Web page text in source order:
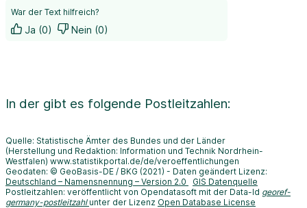
War der Text hilfreich?
Ja (0) Nein (0)
In der gibt es folgende Postleitzahlen:
Quelle: Statistische Ämter des Bundes und der Länder
(Herstellung und Redaktion: Information und Technik Nordrhein-
Westfalen) www.statistikportal.de/de/veroeffentlichungen
Geodaten: © GeoBasis-DE / BKG (2021) - Daten geändert Lizenz:
Deutschland – Namensnennung – Version 2.0
GIS Datenquelle
Postleitzahlen: veröffentlicht von Opendatasoft mit der Data-Id georef-
germany-postleitzahl unter der Lizenz Open Database License